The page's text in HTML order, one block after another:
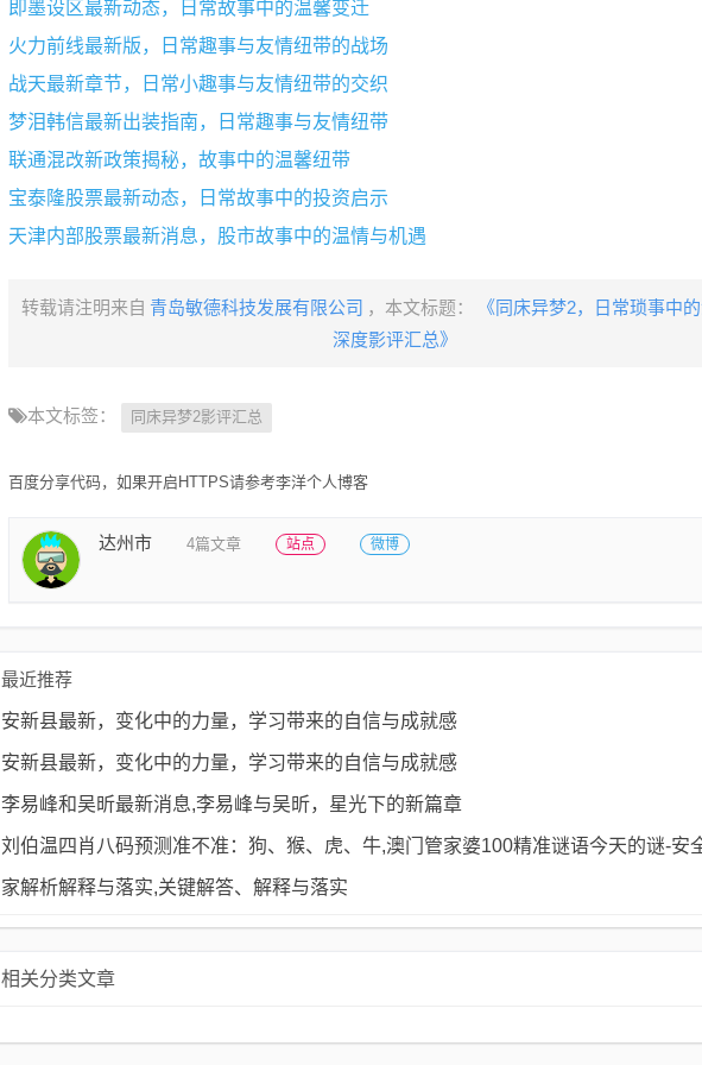
即墨设区最新动态，日常故事中的温馨变迁
火力前线最新版，日常趣事与友情纽带的战场
战天最新章节，日常小趣事与友情纽带的交织
梦泪韩信最新出装指南，日常趣事与友情纽带
联通混改新政策揭秘，故事中的温馨纽带
宝泰隆股票最新动态，日常故事中的投资启示
天津内部股票最新消息，股市故事中的温情与机遇
转载请注明来自 青岛敏德科技发展有限公司 ，本文标题：
《同床异梦2，日常琐事中
深度影评汇总》
本文标签： 同床异梦2影评汇总
百度分享代码，如果开启HTTPS请参考李洋个人博客
达州市 4篇文章 站点 微博
最近推荐
安新县最新，变化中的力量，学习带来的自信与成就感
安新县最新，变化中的力量，学习带来的自信与成就感
李易峰和吴昕最新消息,李易峰与吴昕，星光下的新篇章
刘伯温四肖八码预测准不准：狗、猴、虎、牛,澳门管家婆100精准谜语今天的谜-安
家解析解释与落实​,关键解答、解释与落实​
相关分类文章